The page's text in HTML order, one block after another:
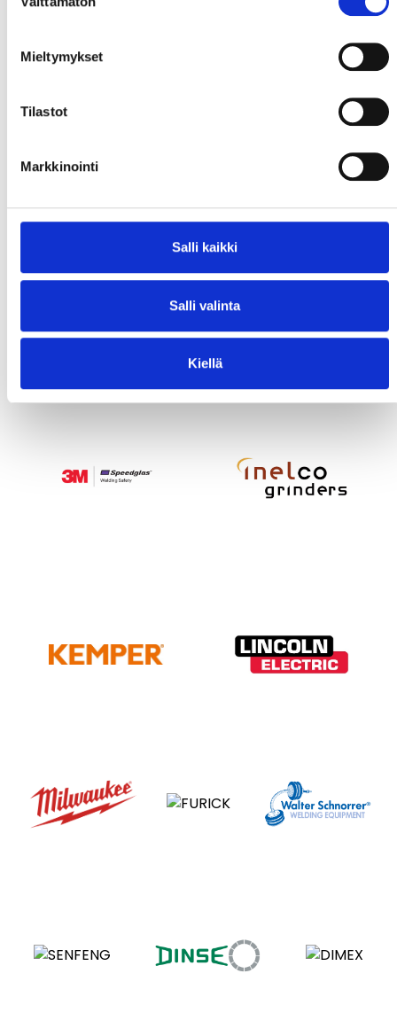
valinta
Mieltymykset
Tilastot
Markkinointi
Salli kaikki
Salli valinta
Kiellä